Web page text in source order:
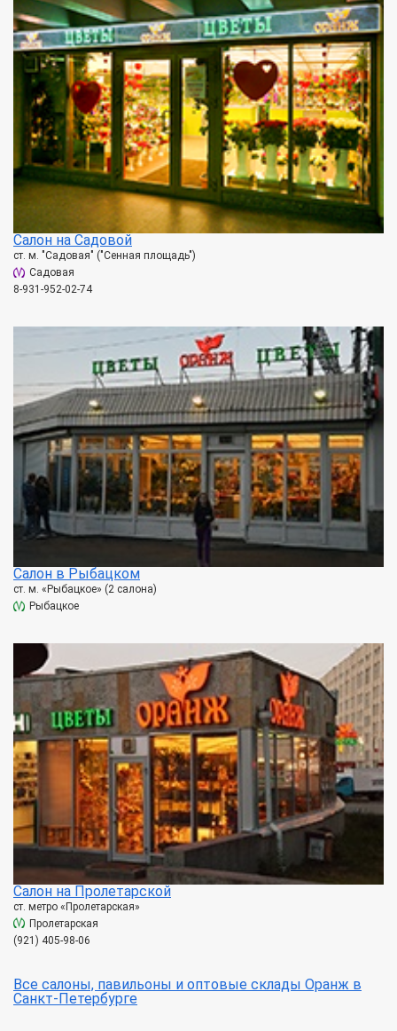
Салон на Садовой
ст. м. "Садовая" ("Сенная площадь")
Садовая
8-931-952-02-74
Салон в Рыбацком
ст. м. «Рыбацкое» (2 салона)
Рыбацкое
Салон на Пролетарской
ст. метро «Пролетарская»
Пролетарская
(921) 405-98-06
Все салоны, павильоны и оптовые склады Оранж в
Санкт-Петербурге